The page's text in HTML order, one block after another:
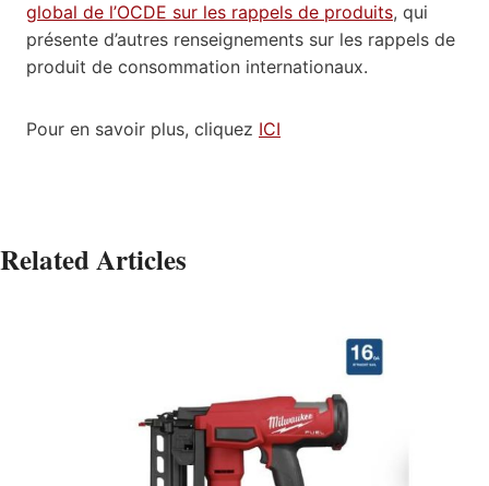
global de l’OCDE sur les rappels de produits, qui
présente d’autres renseignements sur les rappels de
produit de consommation internationaux.
Pour en savoir plus, cliquez ICI
Related Articles